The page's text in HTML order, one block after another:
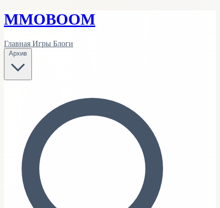
MMOBOOM
Главная Игры Блоги
Архив